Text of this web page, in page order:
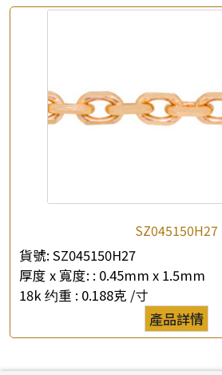
SZ045150H27
貨號: SZ045150H27
厚度 x 寬度: : 0.45mm x 1.5mm
18k 约重 : 0.188克 /寸
產品詳情